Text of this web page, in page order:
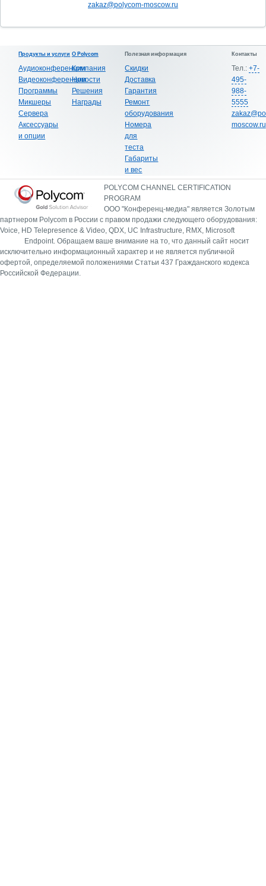
zakaz@polycom-moscow.ru
Продукты и услуги
Аудиоконференции
Видеоконференции
Программы
Микшеры
Сервера
Аксессуары
и опции
О Polycom
Компания
Новости
Решения
Награды
Полезная информация
Скидки
Доставка
Гарантия
Ремонт
оборудования
Номера
для
теста
Габариты
и вес
Контакты
Тел.: +7-
495-
988-
5555
moscow.ru
POLYCOM CHANNEL CERTIFICATION
PROGRAM
ООО "Конференц-медиа" является Золотым
партнером Polycom в России с правом продажи следующего оборудования:
Voice, HD Telepresence & Video, QDX, UC Infrastructure, RMX, Microsoft
Endpoint. Обращаем ваше внимание на то, что данный сайт носит
исключительно информационный характер и не является публичной
офертой, определяемой положениями Статьи 437 Гражданского кодекса
Российской Федерации.